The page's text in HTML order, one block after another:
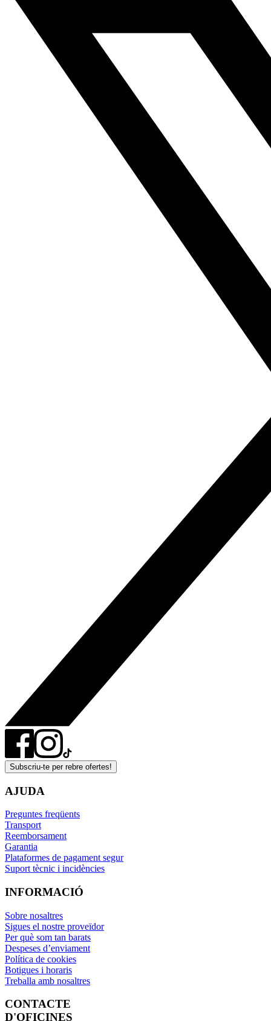
Subscriu-te per rebre ofertes!
AJUDA
Preguntes freqüents
Transport
Reemborsament
Garantia
Plataformes de pagament segur
Suport tècnic i incidències
INFORMACIÓ
Sobre nosaltres
Sigues el nostre proveïdor
Per què som tan barats
Despeses d’enviament
Política de cookies
Botigues i horaris
Treballa amb nosaltres
CONTACTE
D'OFICINES